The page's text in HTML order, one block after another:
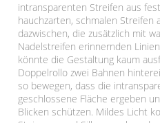
intransparenten Streifen aus
hauchzarten, schmalen Streifen
dazwischen, die zusätzlich mit
Nadelstreifen erinnernden
könnte die Gestaltung kaum
Doppelrollo zwei Bahnen
so bewegen, dass die
geschlossene Fläche ergeben
Blicken schützen. Mildes Licht